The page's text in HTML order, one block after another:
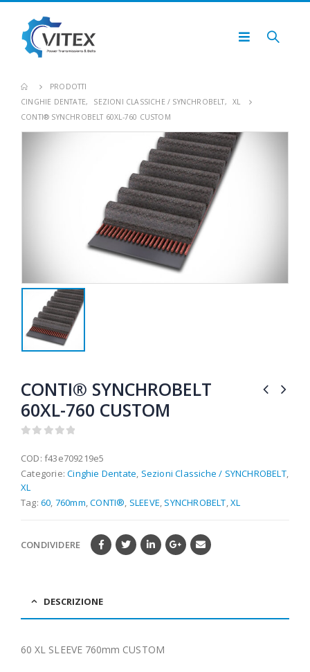
PRODOTTI
CINGHIE DENTATE, SEZIONI CLASSICHE / SYNCHROBELT,
XL
CONTI® SYNCHROBELT 60XL-760 CUSTOM
CONTI® SYNCHROBELT
60XL-760 CUSTOM
COD: f43e709219e5
Categorie:Cinghie Dentate Sezioni Classiche / SYNCHROBELT,
XL
Tag: 60 760mm ,CONTI® SLEEVE SYNCHROBELT ,XL
CONDIVIDERE
DESCRIZIONE
60 XL SLEEVE 760mm CUSTOM